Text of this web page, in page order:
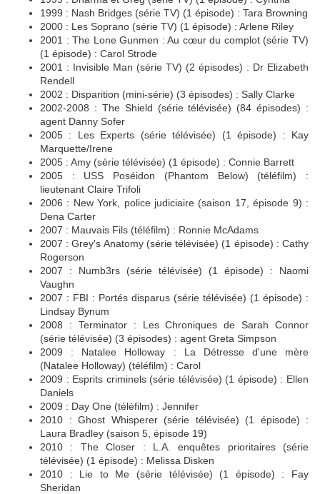
1999 : Nash Bridges (série TV) (1 épisode) : Tara Browning
2000 : Les Soprano (série TV) (1 épisode) : Arlene Riley
2001 : The Lone Gunmen : Au cœur du complot (série TV)
(1 épisode) : Carol Strode
2001 : Invisible Man (série TV) (2 épisodes) : Dr Elizabeth
Rendell
2002 : Disparition (mini-série) (3 épisodes) : Sally Clarke
2002-2008 : The Shield (série télévisée) (84 épisodes) :
agent Danny Sofer
2005 : Les Experts (série télévisée) (1 épisode) : Kay
Marquette/Irene
2005 : Amy (série télévisée) (1 épisode) : Connie Barrett
2005 : USS Poséidon (Phantom Below) (téléfilm) :
lieutenant Claire Trifoli
2006 : New York, police judiciaire (saison 17, épisode 9) :
Dena Carter
2007 : Mauvais Fils (téléfilm) : Ronnie McAdams
2007 : Grey's Anatomy (série télévisée) (1 épisode) : Cathy
Rogerson
2007 : Numb3rs (série télévisée) (1 épisode) : Naomi
Vaughn
2007 : FBI : Portés disparus (série télévisée) (1 épisode) :
Lindsay Bynum
2008 : Terminator : Les Chroniques de Sarah Connor
(série télévisée) (3 épisodes) : agent Greta Simpson
2009 : Natalee Holloway : La Détresse d'une mère
(Natalee Holloway) (téléfilm) : Carol
2009 : Esprits criminels (série télévisée) (1 épisode) : Ellen
Daniels
2009 : Day One (téléfilm) : Jennifer
2010 : Ghost Whisperer (série télévisée) (1 épisode) :
Laura Bradley (saison 5, épisode 19)
2010 : The Closer : L.A. enquêtes prioritaires (série
télévisée) (1 épisode) : Melissa Disken
2010 : Lie to Me (série télévisée) (1 épisode) : Fay
Sheridan